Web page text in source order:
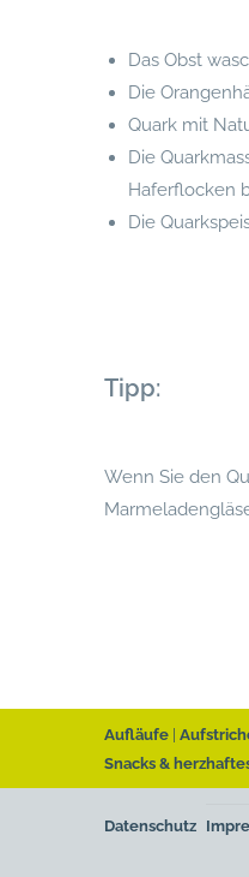
Das Obst
Die
Quark mit
Die
Haferflocken
Die
Tipp:
Wenn Sie den
Aufläufe
Snacks &
Datenschutz